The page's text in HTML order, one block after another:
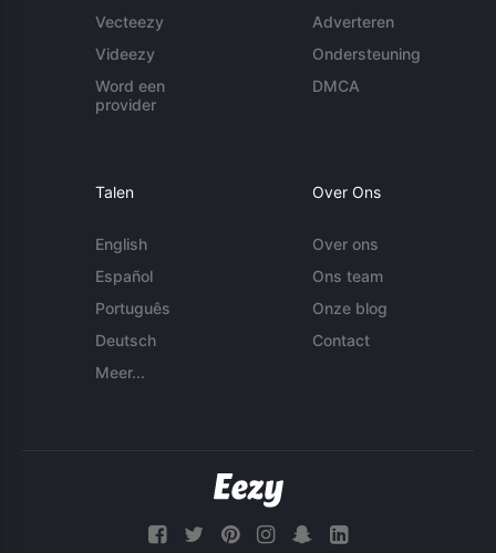
Vecteezy
Videezy
Word een
provider
Adverteren
Ondersteuning
DMCA
Talen
English
Español
Português
Deutsch
Meer...
Over Ons
Over ons
Ons team
Onze blog
Contact